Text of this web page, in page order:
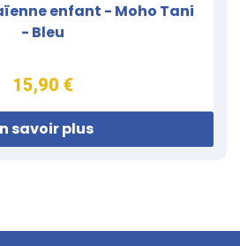
enfant - Moho Tani
- Bleu
15,90 €
savoir plus